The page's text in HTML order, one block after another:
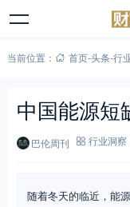
当前位置： 首页-头条-行
中国能源短
巴伦周刊 行业洞察
随着冬天的临近，能